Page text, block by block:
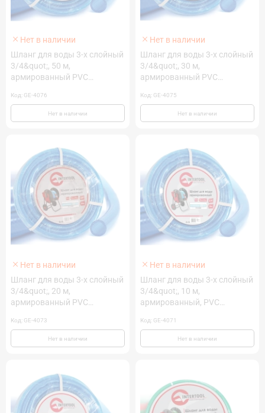
Нет в наличии
Шланг для воды 3-х слойный
3/4&quot;, 50 м,
армированный PVC
Код: GE-4076
Нет в наличии
Нет в наличии
Шланг для воды 3-х слойный
3/4&quot;, 30 м,
армированный PVC
Код: GE-4075
Нет в наличии
Нет в наличии
Шланг для воды 3-х слойный
3/4&quot;, 20 м,
армированный PVC
Код: GE-4073
Нет в наличии
Нет в наличии
Шланг для воды 3-х слойный
3/4&quot;, 10 м,
армированный, PVC
Код: GE-4071
Нет в наличии